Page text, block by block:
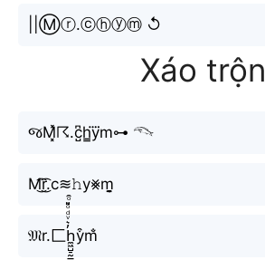
||Ⓜⓡ.ⓒⓗⓨⓜ ↺
Xáo trộn
જM͓̽☈.c̺͆h̳y⃜m⊶ 𓆞
M͜͡r͜͡.c≋𝚑y⨳m̬̤̯
𝔐r.匚h̼͖̺̠̰͇̙̓͛ͮͩͦ̎ͦ̑ͅy͒m̐